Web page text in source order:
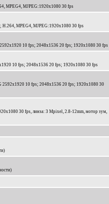
MPEG4, MJPEG:1920x1080 30 fps
MPEG4, MJPEG:1920x1080 30 fps
10 fps; 2048x1536 20 fps; 1920x1080 30 fps
10 fps; 2048x1536 20 fps; 1920x1080 30 fps
2592x1920 10 fps; 2048x1536 20 fps; 1920x1080 30
30 fps, линза: 3 Mpixel, 2.8-12mm, мотор зум,